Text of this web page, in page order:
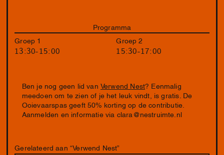
Programma
Groep 1
13:30-15:00
Groep 2
15:30-17:00
Ben je nog geen lid van Verwend Nest? Eenmalig
meedoen om te zien of je het leuk vindt, is gratis. De
Ooievaarspas geeft 50% korting op de contributie.
Aanmelden en informatie via clara@nestruimte.nl
Gerelateerd aan “Verwend Nest”